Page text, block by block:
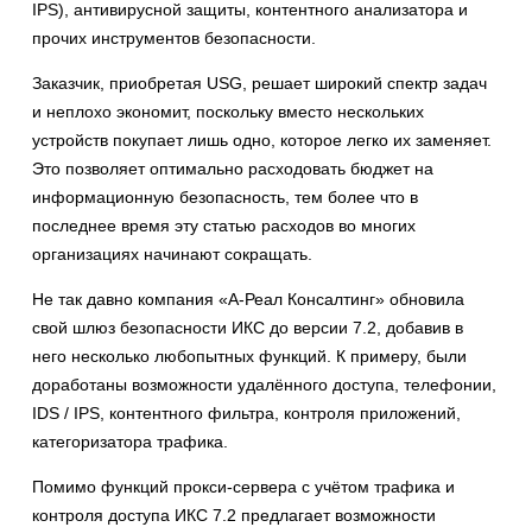
IPS), антивирусной защиты, контентного анализатора и
прочих инструментов безопасности.
Заказчик, приобретая USG, решает широкий спектр задач
и неплохо экономит, поскольку вместо нескольких
устройств покупает лишь одно, которое легко их заменяет.
Это позволяет оптимально расходовать бюджет на
информационную безопасность, тем более что в
последнее время эту статью расходов во многих
организациях начинают сокращать.
Не так давно компания «А-Реал Консалтинг» обновила
свой шлюз безопасности ИКС до версии 7.2, добавив в
него несколько любопытных функций. К примеру, были
доработаны возможности удалённого доступа, телефонии,
IDS / IPS, контентного фильтра, контроля приложений,
категоризатора трафика.
Помимо функций прокси-сервера с учётом трафика и
контроля доступа ИКС 7.2 предлагает возможности